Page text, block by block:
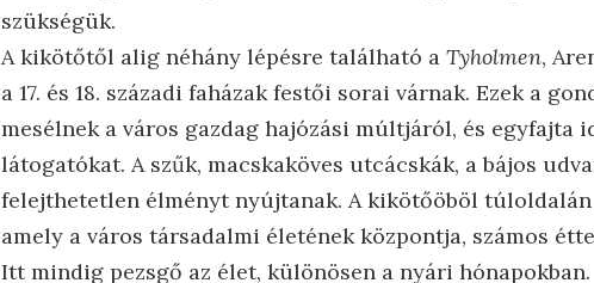
szükségük.
A kikötőtől alig néhány lépésre található a Tyholmen,
a 17. és 18. századi faházak festői sorai várnak. Ezek a
mesélnek a város gazdag hajózási múltjáról, és egyfajta
látogatókat. A szűk, macskaköves utcácskák, a bájos
felejthetetlen élményt nyújtanak. A kikötőöböl
amely a város társadalmi életének központja, számos
Itt mindig pezsgő az élet, különösen a nyári hónapokban.